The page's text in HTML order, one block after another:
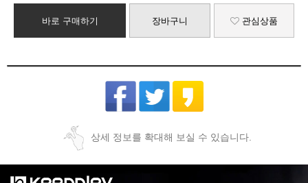
바로 구매하기 장바구니 관심상품
상세 정보를 확대해 보실 수 있습니다.